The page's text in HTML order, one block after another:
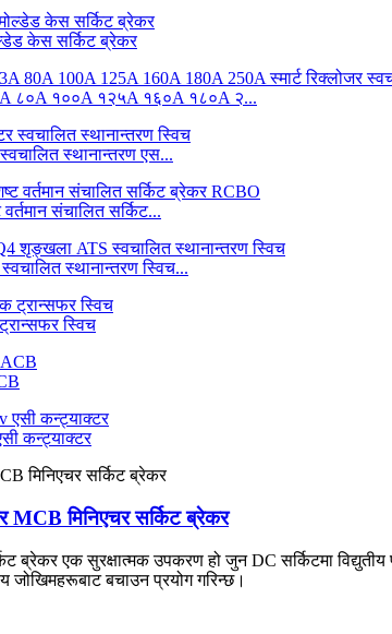
केस सर्किट ब्रेकर
८०A १००A १२५A १६०A १८०A २...
स्थानान्तरण एस...
संचालित सर्किट...
स्थानान्तरण स्विच...
स्विच
कन्ट्याक्टर
मिनिएचर सर्किट ब्रेकर
एक सुरक्षात्मक उपकरण हो जुन DC सर्किटमा विद्युतीय
जोखिमहरूबाट बचाउन प्रयोग गरिन्छ।